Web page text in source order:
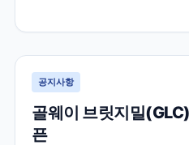
원의 온라인 화상 수업을 한
로 패스웨이 과정을 시작하
오...
공지사항
골웨이 브릿지밀
픈